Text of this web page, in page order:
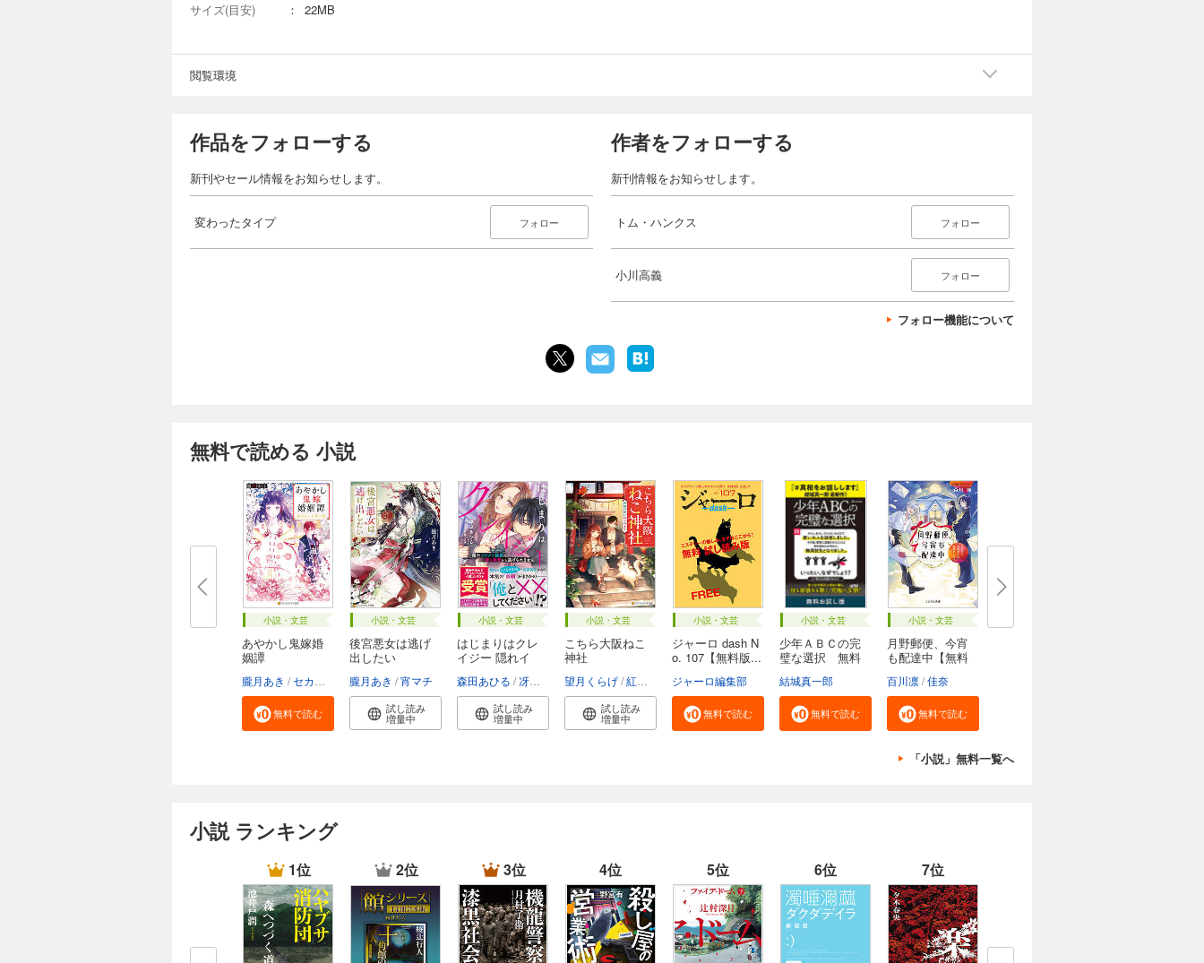
サイズ(目安)
： 22MB
閲覧環境
作品をフォローする
新刊やセール情報をお知らせします。
変わったタイプ フォロー
作者をフォローする
新刊情報をお知らせします。
トム・ハンクス フォロー
小川高義 フォロー
フォロー機能について
無料で読める 小説
小説・文芸
あやかし鬼嫁婚
姻譚
朧月あき セカイメグル
無料で読む
小説・文芸
後宮悪女は逃げ
出したい
朧月あき 宵マチ
試し読み
増量中
小説・文芸
はじまりはクレ
イジー 隠れイ
森田あひる 冴島ユカ子
試し読み
増量中
小説・文芸
こちら大阪ねこ
神社
望月くらげ 紅木春
試し読み
増量中
小説・文芸
ジャーロ dash N
o. 107【無料版...
ジャーロ編集部
無料で読む
小説・文芸
少年ＡＢＣの完
璧な選択 無料
結城真一郎
無料で読む
小説・文芸
月野郵便、今宵
も配達中【無料
百川凛 佳奈
無料で読む
「小説」無料一覧へ
小説 ランキング
1位 2位 3位 4位 5位 6位 7位